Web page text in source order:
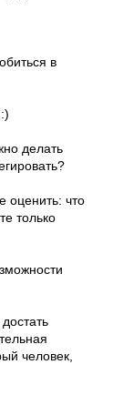
в
делать
оценить: что
только
человек,